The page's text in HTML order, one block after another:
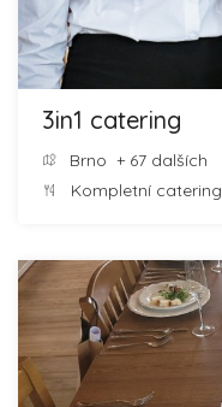
3in1 catering
Brno + 67 dalších
Kompletní catering